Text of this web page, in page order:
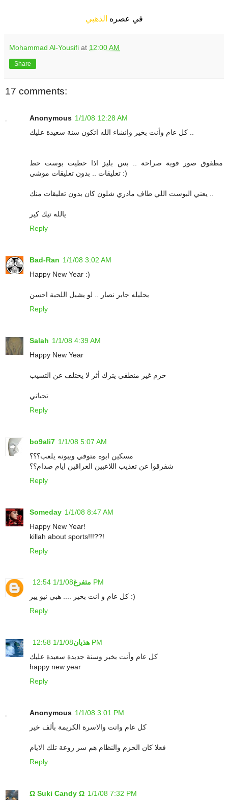
في عصره الذهبي
Mohammad Al-Yousifi at 12:00 AM
Share
17 comments:
Anonymous 1/1/08 12:28 AM
مطقوق صور قوية صراحة .. بس بليز اذا حطيت بوست حط
تعليقات .. بدون تعليقات موشي :)
يالله تيك كير
Reply
Bad-Ran 1/1/08 3:02 AM
Happy New Year :)
يحليله جابر نصار .. لو يشيل اللحية احسن
Reply
Salah 1/1/08 4:39 AM
Happy New Year
حزم غير منطقي يترك أثر لا يختلف عن التسيب
تحياتي
Reply
bo9ali7 1/1/08 5:07 AM
مسكين ابوه متوفي ويبونه يلعب؟؟؟
شفرقوا عن تعذيب اللاعبين العراقين ايام صدام؟؟
Reply
Someday 1/1/08 8:47 AM
Happy New Year!
killah about sports!!!??!
Reply
متفرغ 1/1/08 12:54 PM
كل عام و انت بخير .... هبي نيو يير :)
Reply
هذيان 1/1/08 12:58 PM
كل عام وأنت بخير وسنة جديدة سعيدة عليك
happy new year
Reply
Anonymous 1/1/08 3:01 PM
كل عام وانت والاسرة الكريمة بألف خير
فعلا كان الحزم والنظام هم سر روعة تلك الايام
Reply
Ω Suki Candy Ω 1/1/08 7:32 PM